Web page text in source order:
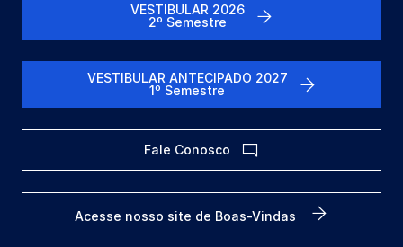
VESTIBULAR 2026
2º Semestre
VESTIBULAR ANTECIPADO 2027
1º Semestre
Fale Conosco
Acesse nosso site de Boas-Vindas